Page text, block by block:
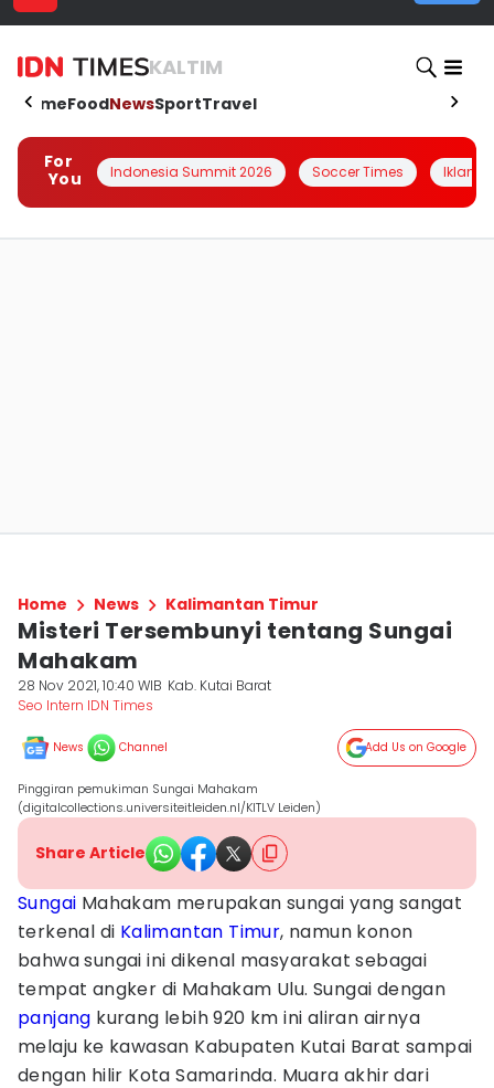
KALTIM
HomeFoodNewsSportTravel
For
You
Indonesia Summit 2026 Soccer Times Iklanin
Home News Kalimantan Timur
Misteri Tersembunyi tentang Sungai
Mahakam
28 Nov 2021, 10:40 WIB Kab. Kutai Barat
Seo Intern IDN Times
News Channel Add Us on Google
Pinggiran pemukiman Sungai Mahakam
(digitalcollections.universiteitleiden.nl/KITLV Leiden)
Share Article
Sungai Mahakam merupakan sungai yang sangat
terkenal di Kalimantan Timur, namun konon
bahwa sungai ini dikenal masyarakat sebagai
tempat angker di Mahakam Ulu. Sungai dengan
panjang kurang lebih 920 km ini aliran airnya
melaju ke kawasan Kabupaten Kutai Barat sampai
dengan hilir Kota Samarinda. Muara akhir dari